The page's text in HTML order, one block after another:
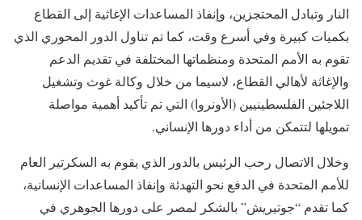
النار وتبادل المحتجزين، وإنفاذ المساعدات الإغاثية إلى القطاع
بكميات كبيرة وفي أسرع وقت، كما تم تناول الدور المحوري الذي
تقوم به الأمم المتحدة ومنظماتها المختلفة في تقديم الدعم
والإغاثة لأهالي القطاع، لاسيما من خلال وكالة غوث وتشغيل
اللاجئين الفلسطينيين (الأونروا) التي تم تأكيد أهمية مواصلة
تمويلها لتتمكن من أداء دورها الإنساني.
وخلال الاتصال رحب الرئيس بالدور الذي يقوم به السكرتير العام
للأمم المتحدة في الدفع نحو التهدئة وإنفاذ المساعدات الإنسانية،
كما تقدم “جوتيريش” بالشكر لمصر على دورها الجوهري في